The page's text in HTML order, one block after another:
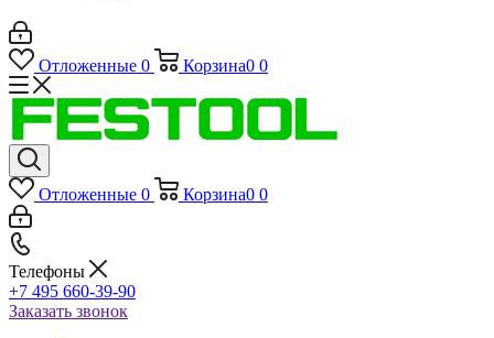
Отложенные 0 Корзина0 0
Отложенные 0 Корзина0 0
Телефоны
+7 495 660-39-90
Заказать звонок